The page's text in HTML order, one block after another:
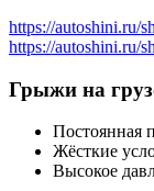
https://autoshini.ru/
https://autoshini.ru/
Грыжи на
Постоянная
Жёсткие
Высокое